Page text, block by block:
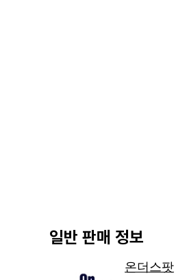
일반 판매 정보
온더스팟